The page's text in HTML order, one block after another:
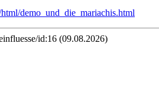
demo_und_die_mariachis.html
id:16 (09.08.2026)